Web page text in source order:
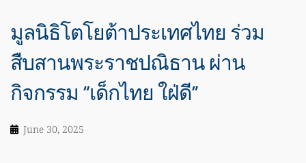
มูลนิธิโตโยต้าประเทศไทย ร่วม
สืบสานพระราชปณิธาน ผ่าน
กิจกรรม “เด็กไทย ใฝ่ดี”
June 30, 2025